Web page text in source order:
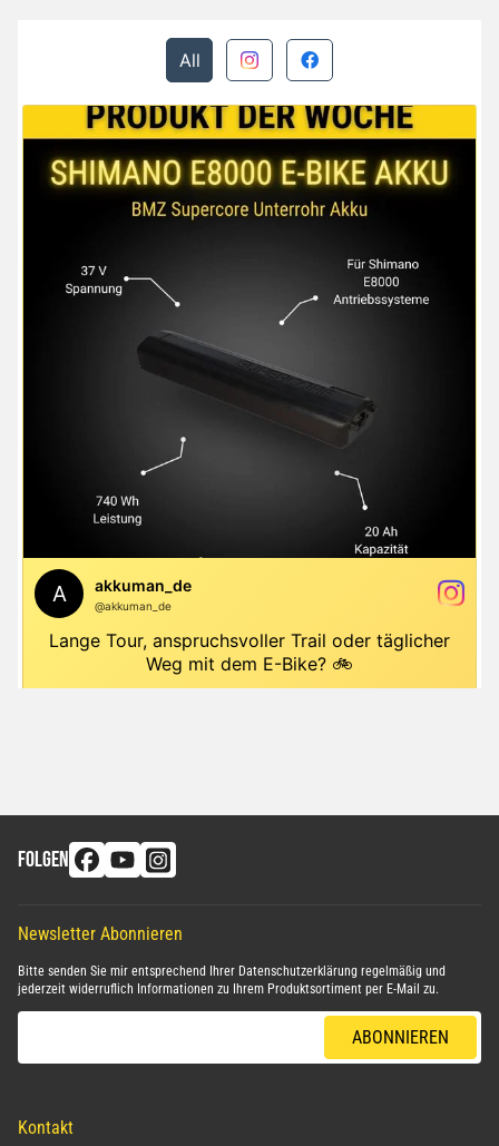
FOLGEN
Newsletter Abonnieren
Bitte senden Sie mir entsprechend Ihrer Datenschutzerklärung regelmäßig und
jederzeit widerruflich Informationen zu Ihrem Produktsortiment per E-Mail zu.
ABONNIEREN
Kontakt